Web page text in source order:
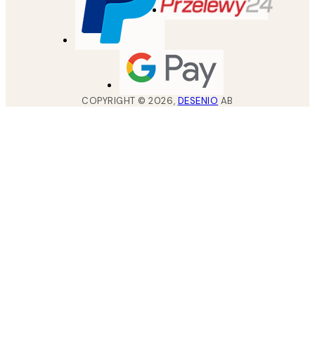
COPYRIGHT ©2026, DESENIO AB